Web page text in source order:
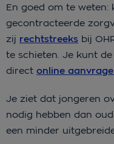
En goed om te weten:
gecontracteerde
zij rechtstreeks bij
te schieten. Je kunt
direct online
Je ziet dat jongeren
nodig hebben dan
een minder